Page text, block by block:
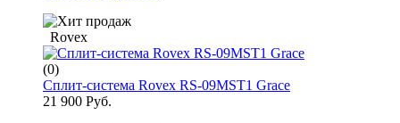
Rovex
(0)
Сплит-система Rovex RS-09MST1 Grace
21 900 Руб.